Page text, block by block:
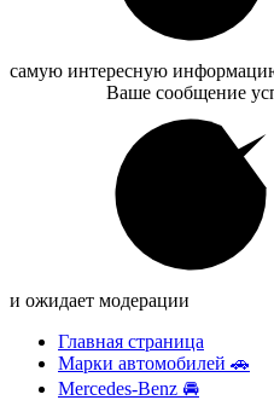
самую интересную
Ваше сообщение
и ожидает модерации
Главная страница
Марки автомобилей 🚗
Mercedes-Benz 🚘